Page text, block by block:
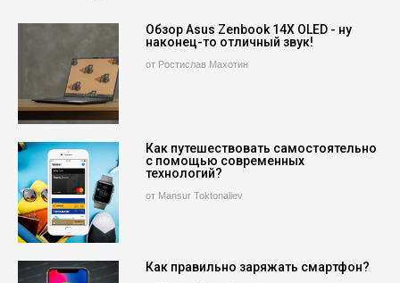
Обзор Asus Zenbook 14X OLED - ну
наконец-то отличный звук!
от Ростислав Махотин
Как путешествовать самостоятельно
с помощью современных
технологий?
от Mansur Toktonaliev
Как правильно заряжать смартфон?